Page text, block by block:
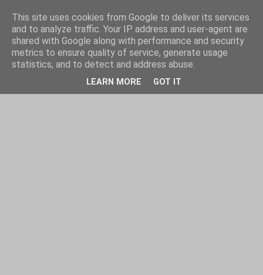
This site uses cookies from Google to deliver its services
and to analyze traffic. Your IP address and user-agent are
shared with Google along with performance and security
metrics to ensure quality of service, generate usage
statistics, and to detect and address abuse.
LEARN MORE GOT IT